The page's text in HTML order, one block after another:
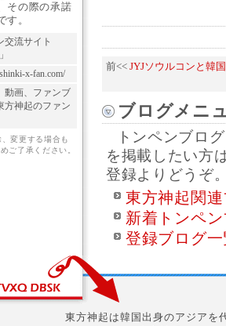
前<< JYJソウルコンと韓
ブログメニ
トンペンブロ
を掲載したい方
登録よりどうぞ
東方神起関
新着トンペ
登録ブログ
その際の承諾
す。
交流サイト
x-fan.com/
動画、ファンブ
方神起のファン
変更する場合も
ご了承ください。
東方神起は韓国出身のアジアを